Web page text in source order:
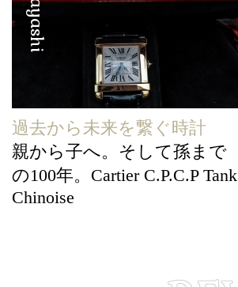
過去から未来を繋ぐ時計
親から子へ。そして孫まで
の100年。Cartier C.P.C.P Tank
Chinoise